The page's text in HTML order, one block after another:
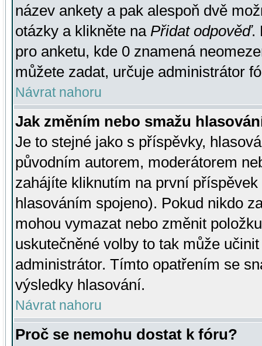
název ankety a pak alespoň dvě
otázky a klikněte na Přidat odpověď.
pro anketu, kde 0 znamená
můžete zadat, určuje administrátor
Návrat nahoru
Jak změním nebo smažu
Je to stejné jako s příspěvky,
původním autorem, moderátorem
zahájíte kliknutím na první
hlasováním spojeno). Pokud nikdo
mohou vymazat nebo změnit
uskutečněné volby to tak může
administrátor. Tímto opatřením se
výsledky hlasování.
Návrat nahoru
Proč se nemohu dostat k fóru?